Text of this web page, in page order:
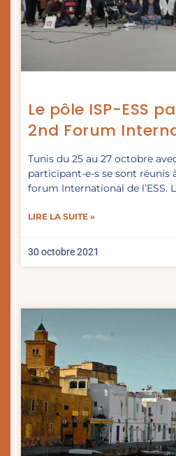
Le pôle ISP-ESS
2nd Forum
Tunis du 25 au 27 octobre
participant-e-s se sont réunis
forum International de l’ESS.
LIRE LA SUITE »
30 octobre 2021